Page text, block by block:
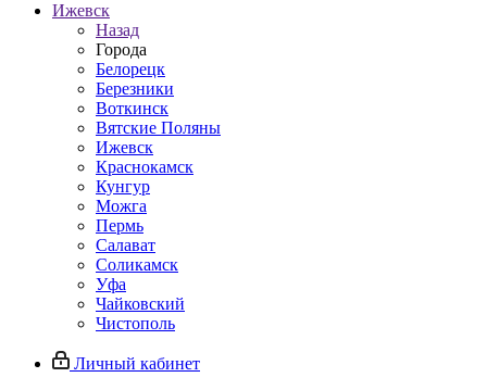
Ижевск
Назад
Города
Белорецк
Березники
Воткинск
Вятские Поляны
Ижевск
Краснокамск
Кунгур
Можга
Пермь
Салават
Соликамск
Уфа
Чайковский
Чистополь
Личный кабинет